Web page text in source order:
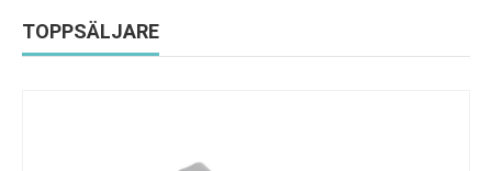
TOPPSÄLJARE